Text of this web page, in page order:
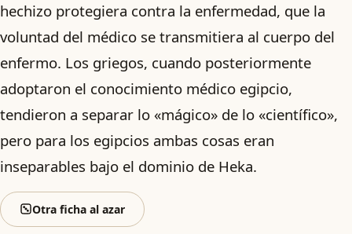
hechizo protegiera contra la enfermedad, que la
voluntad del médico se transmitiera al cuerpo del
enfermo. Los griegos, cuando posteriormente
adoptaron el conocimiento médico egipcio,
tendieron a separar lo «mágico» de lo «científico»,
pero para los egipcios ambas cosas eran
inseparables bajo el dominio de Heka.
Otra ficha al azar